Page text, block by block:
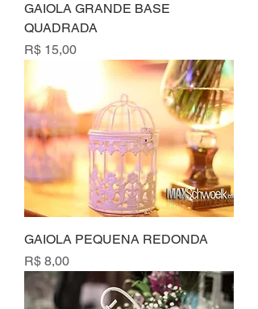
GAIOLA GRANDE BASE
QUADRADA
Preço
R$ 15,00
GAIOLA PEQUENA REDONDA
Preço
R$ 8,00